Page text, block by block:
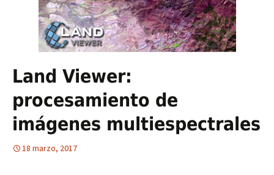
Land Viewer:
procesamiento de
imágenes multiespectrales
18 marzo, 2017